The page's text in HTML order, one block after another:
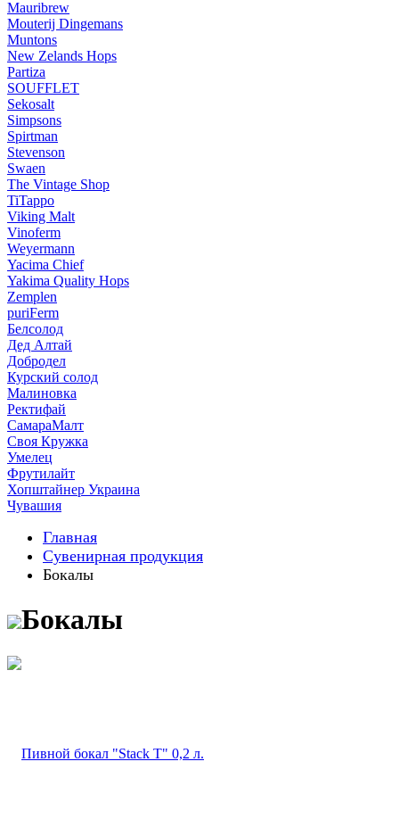
Mauribrew
Mouterij Dingemans
Muntons
New Zelands Hops
Partiza
SOUFFLET
Sekosalt
Simpsons
Spirtman
Stevenson
Swaen
The Vintage Shop
TiTappo
Viking Malt
Vinoferm
Weyermann
Yacima Chief
Yakima Quality Hops
Zemplen
puriFerm
Белсолод
Дед Алтай
Добродел
Курский солод
Малиновка
Ректифай
СамараМалт
Своя Кружка
Умелец
Фрутилайт
Хопштайнер Украина
Чувашия
Главная
Сувенирная продукция
Бокалы
Бокалы